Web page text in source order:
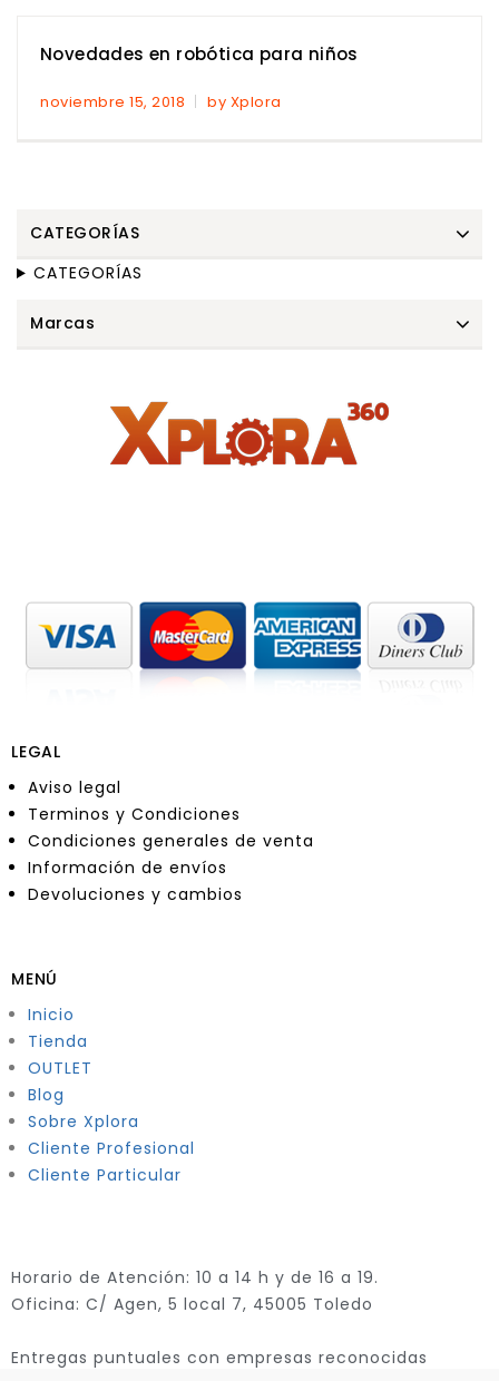
Novedades en robótica para niños
noviembre 15, 2018 by Xplora
CATEGORÍAS
CATEGORÍAS
Marcas
LEGAL
Aviso legal
Terminos y Condiciones
Condiciones generales de venta
Información de envíos
Devoluciones y cambios
MENÚ
Inicio
Tienda
OUTLET
Blog
Sobre Xplora
Cliente Profesional
Cliente Particular
Horario de Atención: 10 a 14 h y de 16 a 19.
Oficina: C/ Agen, 5 local 7, 45005 Toledo
Entregas puntuales con empresas reconocidas